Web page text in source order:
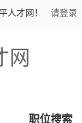
人才网！ 请登录
网
职位搜索